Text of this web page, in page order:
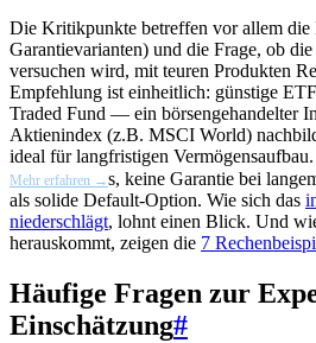
Die Kritikpunkte betreffen vor allem die
Garantievarianten) und die Frage, ob
versuchen wird, mit teuren Produkten
Empfehlung ist einheitlich: günstige ETF
Traded Fund — ein börsengehandelter
Aktienindex (z.B. MSCI World)
ideal für langfristigen Vermögensaufbau.
Mehr erfahren →s, keine Garantie bei
als solide Default-Option. Wie sich das
niederschlägt, lohnt einen Blick. Und
herauskommt, zeigen die 7
Häufige Fragen zur
Einschätzung#